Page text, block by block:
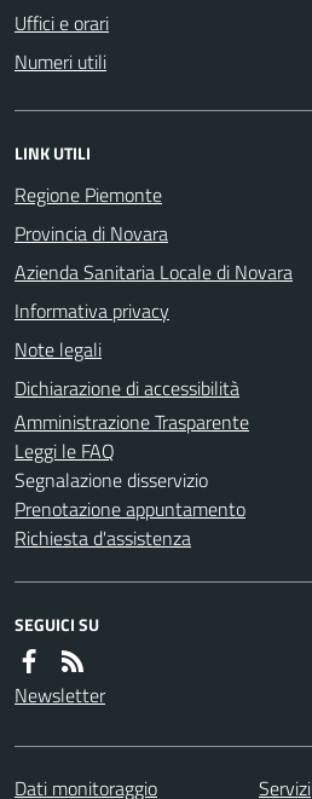
Uffici e orari
Numeri utili
LINK UTILI
Regione Piemonte
Provincia di Novara
Azienda Sanitaria Locale di Novara
Informativa privacy
Note legali
Dichiarazione di accessibilità
Amministrazione Trasparente
Leggi le FAQ
Segnalazione disservizio
Prenotazione appuntamento
Richiesta d'assistenza
SEGUICI SU
Newsletter
Dati monitoraggio Servizi